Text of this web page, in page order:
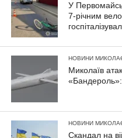
У
7-річним
НОВИНИ
Миколаїв
«Бандероль»:
НОВИНИ
Скандал на